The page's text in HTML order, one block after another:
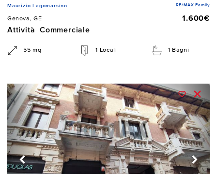
Maurizio Lagomarsino RE/MAX Family
Genova, GE
1.600€
Attività Commerciale
55 mq 1 Locali 1 Bagni